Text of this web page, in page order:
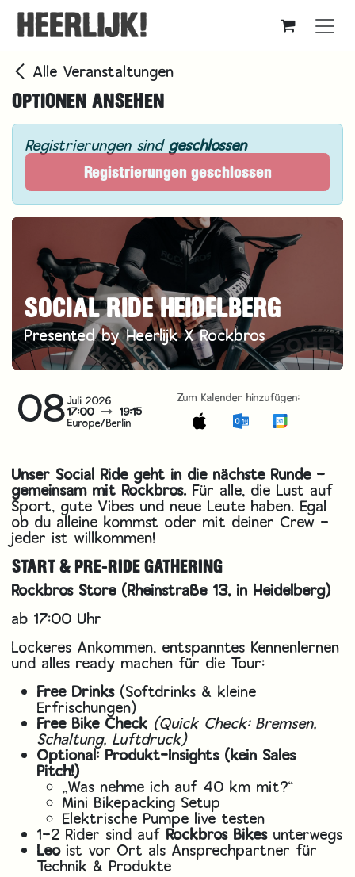
Zum Inhalt springen
Alle Veranstaltungen
OPTIONEN ANSEHEN
Registrierungen sind geschlossen
Registrierungen geschlossen
SOCIAL RIDE HEIDELBERG
Presented by Heerlijk X Rockbros
08Juli 2026
17:00 19:15
Europe/Berlin
Zum Kalender hinzufügen:
Unser Social Ride geht in die nächste Runde –
gemeinsam mit Rockbros. Für alle, die Lust auf
Sport, gute Vibes und neue Leute haben. Egal
ob du alleine kommst oder mit deiner Crew –
jeder ist willkommen!
START & PRE-RIDE GATHERING
Rockbros Store (Rheinstraße 13, in Heidelberg)
ab 17:00 Uhr
Lockeres Ankommen, entspanntes Kennenlernen
und alles ready machen für die Tour:
Free Drinks (Softdrinks & kleine
Erfrischungen)
Free Bike Check (Quick Check: Bremsen,
Schaltung, Luftdruck)
Optional: Produkt-Insights (kein Sales
Pitch!)
„Was nehme ich auf 40 km mit?“
Mini Bikepacking Setup
Elektrische Pumpe live testen
1–2 Rider sind auf Rockbros Bikes unterwegs
Leo ist vor Ort als Ansprechpartner für
Technik & Produkte